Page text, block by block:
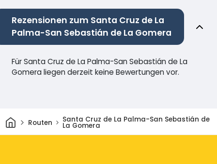
Rezensionen zum Santa Cruz de La
Palma-San Sebastián de La Gomera
Für Santa Cruz de La Palma-San Sebastián de La
Gomera liegen derzeit keine Bewertungen vor.
HeimRouten Santa Cruz de La Palma-San Sebastián de
La Gomera